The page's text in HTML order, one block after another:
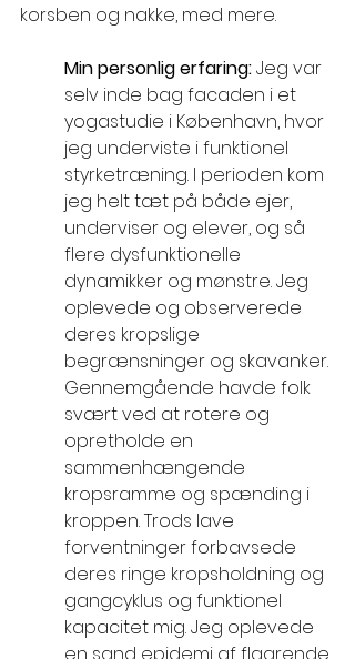
korsben og nakke, med mere.
Min personlig erfaring: Jeg var
selv inde bag facaden i et
yogastudie i København, hvor
jeg underviste i funktionel
styrketræning. I perioden kom
jeg helt tæt på både ejer,
underviser og elever, og så
flere dysfunktionelle
dynamikker og mønstre. Jeg
oplevede og observerede
deres kropslige
begrænsninger og skavanker.
Gennemgående havde folk
svært ved at rotere og
opretholde en
sammenhængende
kropsramme og spænding i
kroppen. Trods lave
forventninger forbavsede
deres ringe kropsholdning og
gangcyklus og funktionel
kapacitet mig. Jeg oplevede